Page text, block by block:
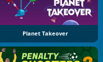
Planet Takeover